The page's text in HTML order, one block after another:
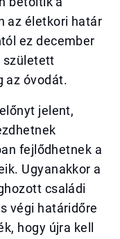
az életkori határ
ez december
született
az óvodát.
jelent,
fejlődhetnek a
Ugyanakkor a
családi
végi határidőre
hogy újra kell